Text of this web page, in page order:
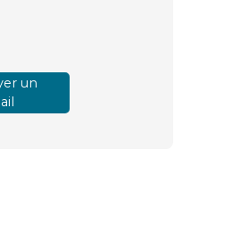
un